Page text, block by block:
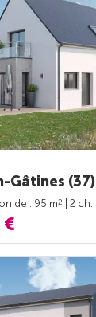
Gâtines (37)
de : 95 m2
| 2 ch.
€